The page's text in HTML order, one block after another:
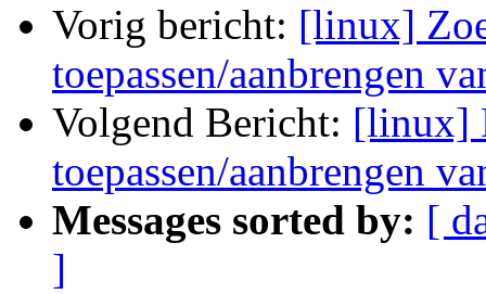
Vorig bericht: [linux]
toepassen/aanbrengen
Volgend Bericht: [linux]
toepassen/aanbrengen
Messages sorted by: [
]